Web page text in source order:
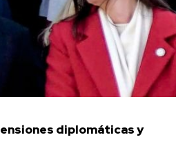
diplomáticas y